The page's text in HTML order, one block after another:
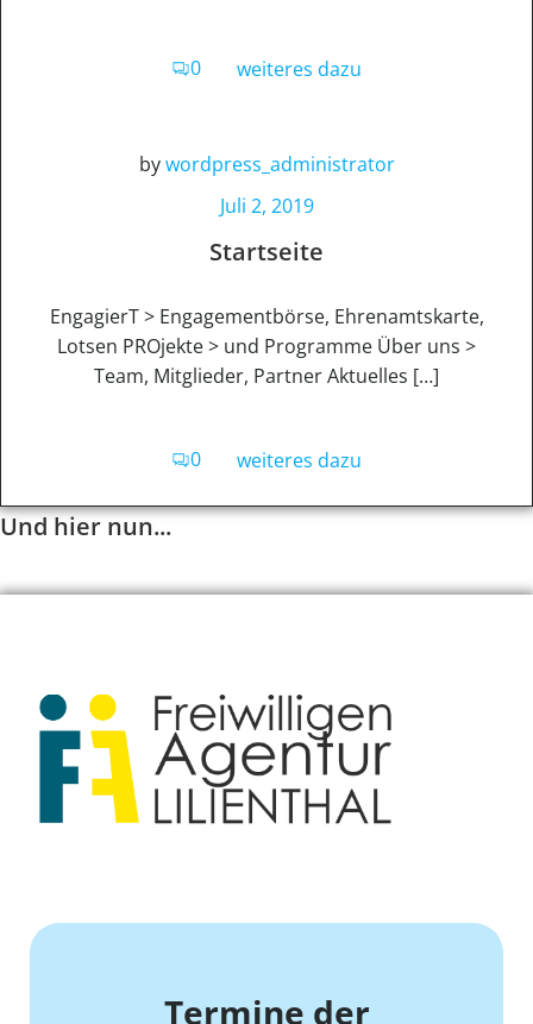
0 weiteres dazu
bywordpress_administrator
Juli 2, 2019
Startseite
EngagierT > Engagementbörse, Ehrenamtskarte,
Lotsen PROjekte > und Programme Über uns >
Team, Mitglieder, Partner Aktuelles […]
0 weiteres dazu
Und hier nun...
Termine der